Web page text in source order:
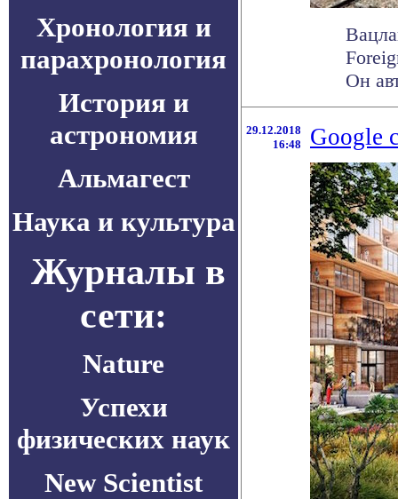
Хронология и
парахронология
История и
астрономия
Альмагест
Наука и культура
Журналы в
сети:
Nature
Успехи
физических наук
New Scientist
Он
29.12.2018
16:48
Google